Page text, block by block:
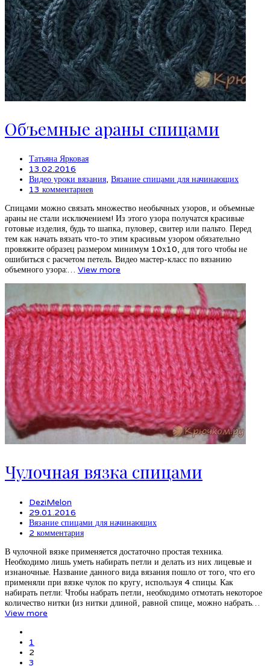
Объемные араны спицами
Татьяна Ярковая
13.02.2016
Видео уроки вязания, Вязание спицами для начинающих
13 комментариев
Спицами можно связать множество необычных узоров, и объемные
араны не стали исключением! Из этого узора получатся красивые
готовые изделия, будь то шапка, пуловер, свитер или пальто. Перед
тем как начать вязать что-то этим красивым узором обязательно
провяжите образец размером минимум 10х10, для того чтобы не
ошибиться с расчетом петель. Видео мастер-класс по вязанию
объемного узора:… View more
Чулочная вязка спицами
DeziMelon
29.01.2016
Вязание спицами для начинающих
2 комментария
В чулочной вязке применяется достаточно простая техника.
Необходимо лишь уметь набирать петли и делать из них лицевые и
изнаночные. Название данного вида вязания пошло от того, что его
применяли при вязке чулок по кругу, используя 4 спицы. Как
набирать петли: Чтобы набрать петли, необходимо отмотать некоторое
количество нитки (из нитки длиной, равной спице, можно набрать…
View more
1
2
3